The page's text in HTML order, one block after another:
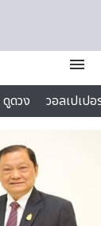
menu
ดูดวง
วอลเปเป